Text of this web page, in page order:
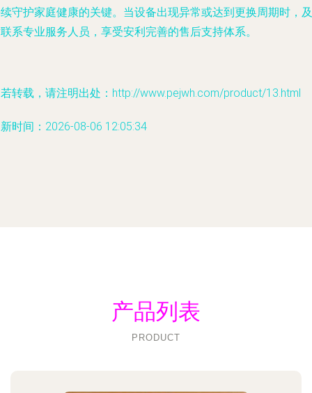
守护家庭健康的关键。当设备出现异常或达到更换周期时，及
系专业服务人员，享受安利完善的售后支持体系。
转载，请注明出处：http://www.pejwh.com/product/13.html
时间：2026-08-06 12:05:34
产品列表
PRODUCT